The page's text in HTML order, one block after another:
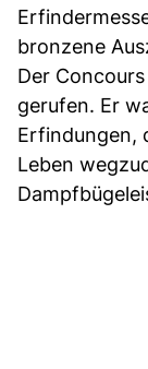
bronzene
Der
gerufen. Er
Erfindungen,
Leben